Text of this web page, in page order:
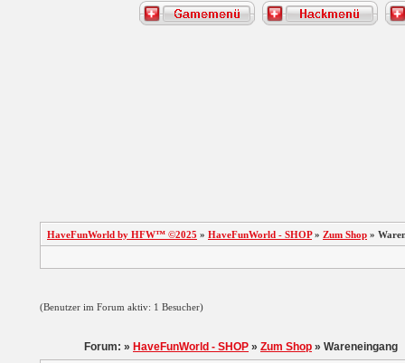
HaveFunWorld by HFW™ ©2025 » HaveFunWorld - SHOP» Zum Shop »
(Benutzer im Forum aktiv: 1 Besucher)
Forum: » HaveFunWorld - SHOP » Zum Shop » Wareneingang